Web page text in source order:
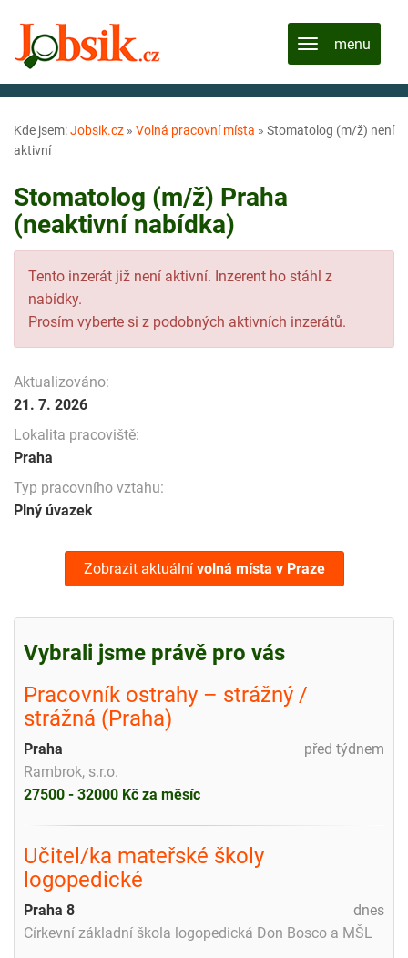
Kde jsem:Jobsik.cz » Volná pracovní místa » Stomatolog (m/ž) není
aktivní
Stomatolog (m/ž) Praha
(neaktivní nabídka)
Tento inzerát již není aktivní. Inzerent ho stáhl z
nabídky.
Prosím vyberte si z podobných aktivních inzerátů.
Aktualizováno:
21. 7. 2026
Lokalita pracoviště:
Praha
Typ pracovního vztahu:
Plný úvazek
Zobrazit aktuální volná místa v Praze
Vybrali jsme právě pro vás
Pracovník ostrahy – strážný /
strážná (Praha)
před týdnem
Praha
Rambrok, s.r.o.
27500 - 32000 Kč za měsíc
Učitel/ka mateřské školy
logopedické
dnes
Praha 8
Církevní základní škola logopedická Don Bosco a MŠL